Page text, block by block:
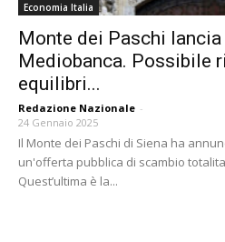
Economia Italia
Monte dei Paschi lancia
Mediobanca. Possibile
equilibri...
Redazione Nazionale -
24 Gennaio 2025
Il Monte dei Paschi di Siena ha
un'offerta pubblica di scambio
Quest’ultima è la...